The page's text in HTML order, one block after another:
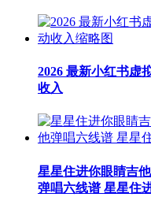
2026 最新小红书虚
收入
星星住进你眼睛吉
弹唱六线谱 星星住